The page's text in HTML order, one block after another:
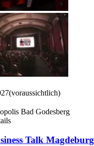
(voraussichtlich)
Bad Godesberg
Talk Magdeburg